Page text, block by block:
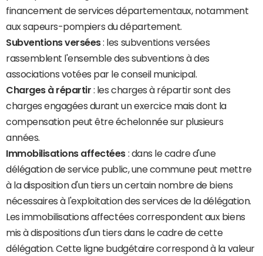
financement de services départementaux, notamment
aux sapeurs-pompiers du département.
Subventions versées: les subventions versées
rassemblent l'ensemble des subventions à des
associations votées par le conseil municipal.
Charges à répartir : les charges à répartir sont des
charges engagées durant un exercice mais dont la
compensation peut être échelonnée sur plusieurs
années.
Immobilisations affectées : dans le cadre d'une
délégation de service public, une commune peut mettre
à la disposition d'un tiers un certain nombre de biens
nécessaires à l'exploitation des services de la délégation.
Les immobilisations affectées correspondent aux biens
mis à dispositions d'un tiers dans le cadre de cette
délégation. Cette ligne budgétaire correspond à la valeur